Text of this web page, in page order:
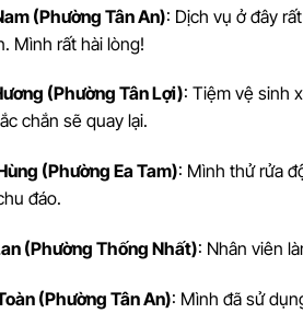
(Phường Tân An): Dịch vụ ở đây
Mình rất hài lòng!
(Phường Tân Lợi): Tiệm vệ sinh
chắn sẽ quay lại.
(Phường Ea Tam): Mình thử rửa
đáo.
(Phường Thống Nhất): Nhân viên
(Phường Tân An): Mình đã sử